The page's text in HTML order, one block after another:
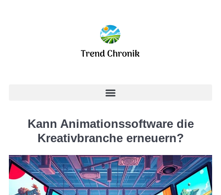
Kann Animationssoftware die
Kreativbranche erneuern?